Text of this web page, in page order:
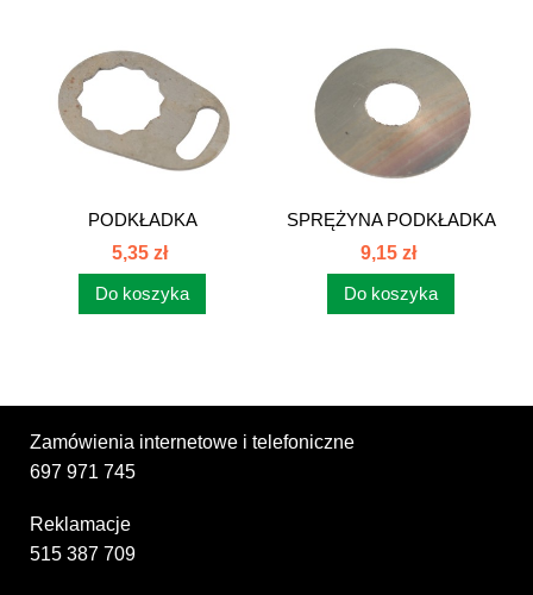
PODKŁADKA
POKR.SPRZĘGŁ.C385...
5,35 zł
Do koszyka
SPRĘŻYNA PODKŁADKA
89021047
9,15 zł
Do koszyka
Zamówienia internetowe i telefoniczne
697 971 745
Reklamacje
515 387 709